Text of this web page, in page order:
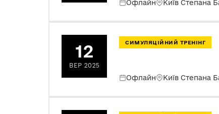
Офлайн Київ Степана
12
ВЕР 2025
СИМУЛЯЦІЙНИЙ ТРЕНІНГ
Офлайн Київ Степана